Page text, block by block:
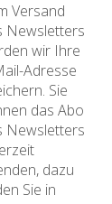
Versand
Newsletters
wir Ihre
Adresse
Sie
das Abo
Newsletters
dazu
Sie in